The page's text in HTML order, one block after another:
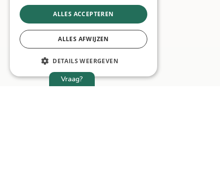
Vraag?
ALLES ACCEPTEREN
ALLES AFWIJZEN
DETAILS WEERGEVEN